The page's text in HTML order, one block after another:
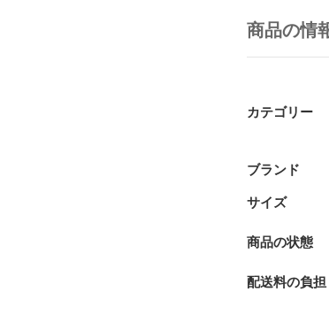
商品の情
カテゴリー
ブランド
サイズ
商品の状態
配送料の負担